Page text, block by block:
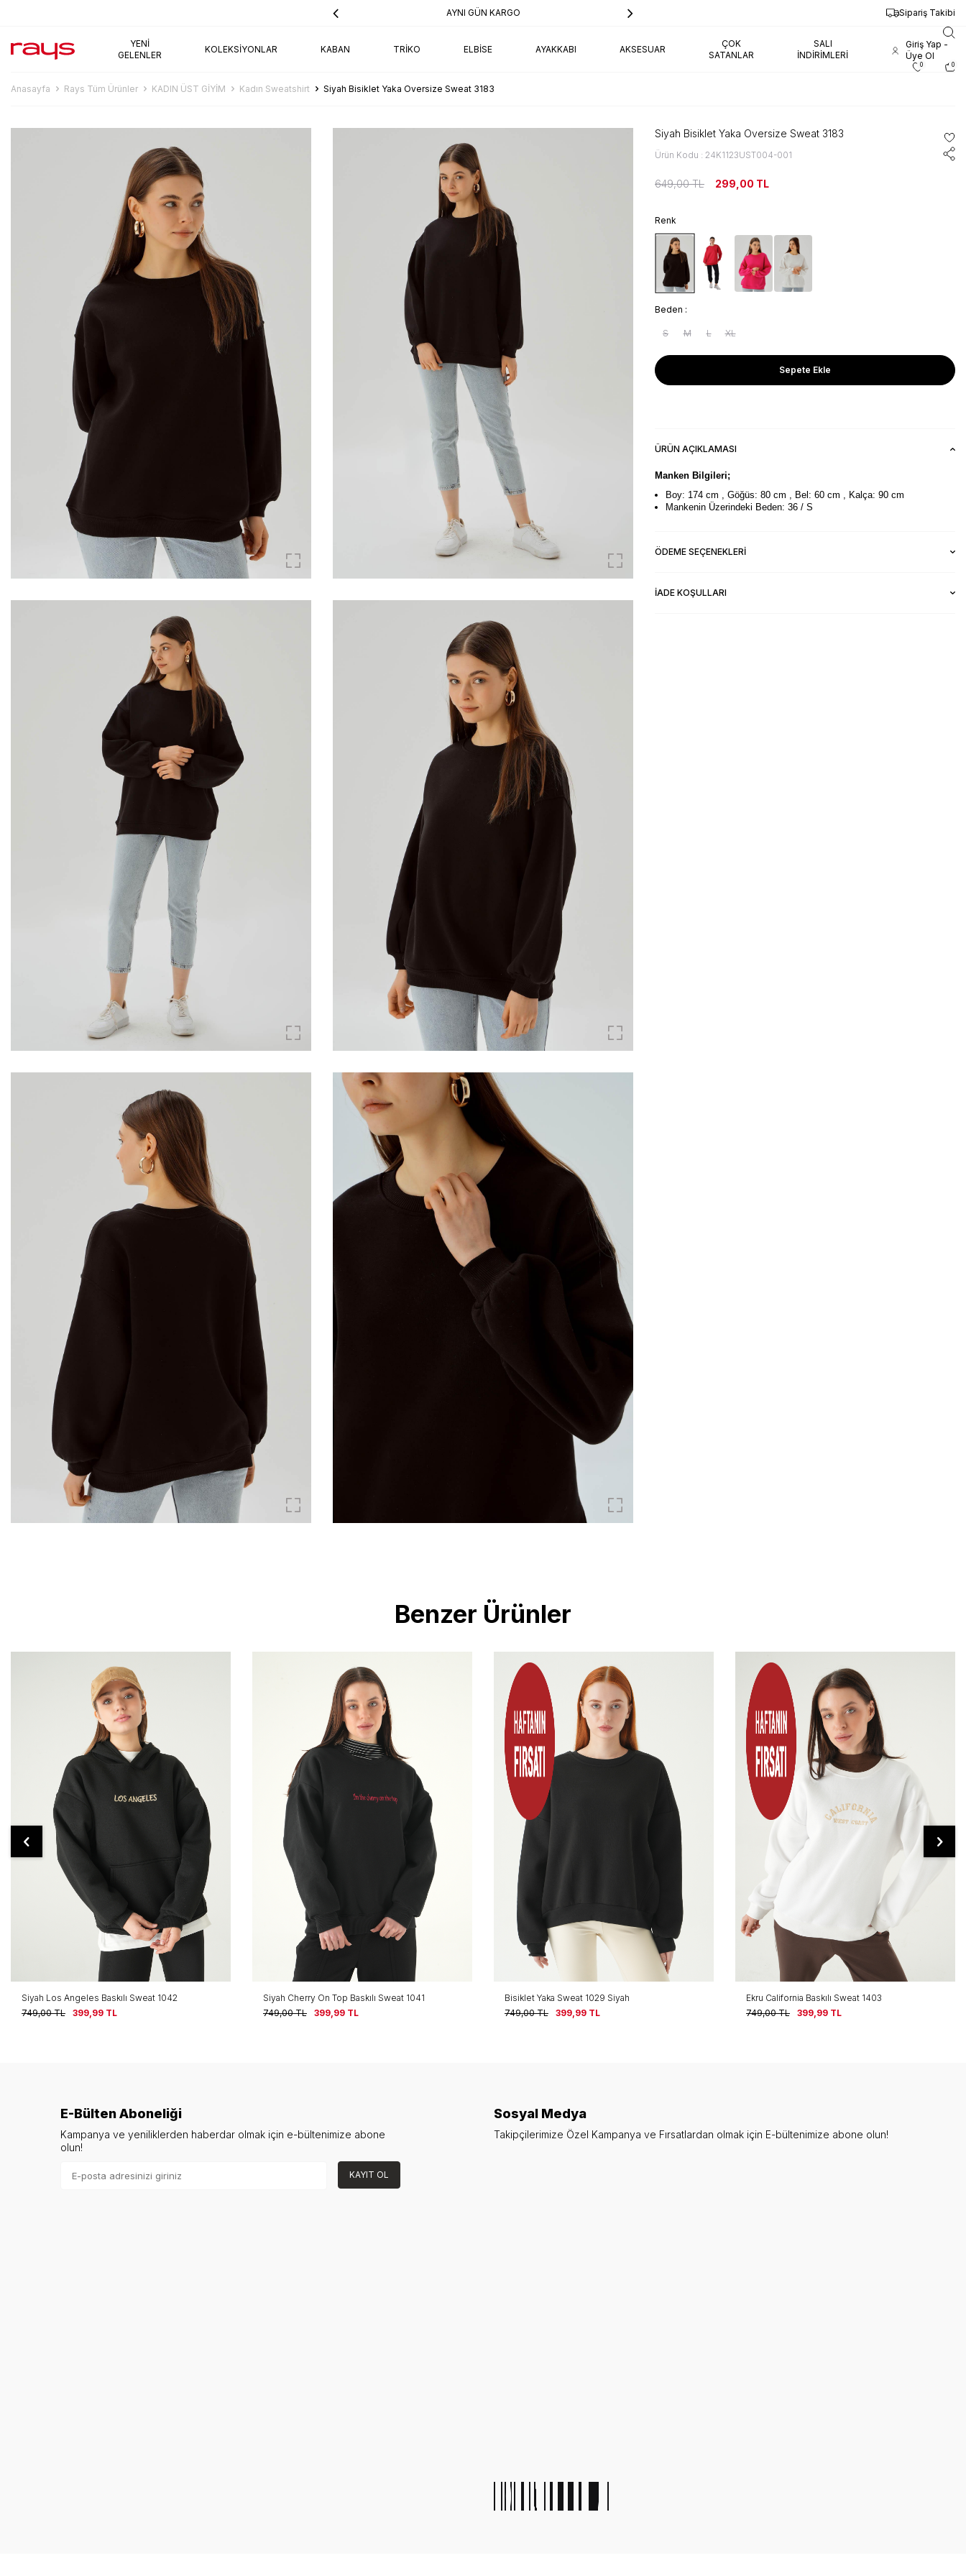
AYNI GÜN KARGO Sipariş Takibi
YENI
GELENLER
KOLEKSIYONLAR KABAN TRIKO ELBISE AYAKKABI AKSESUAR
ÇOK
SATANLAR
SALI
İNDIRIMLERI
Giriş Yap -
Üye Ol
0 0
Anasayfa Rays Tüm Ürünler KADIN ÜST GİYİM Kadın Sweatshirt Siyah Bisiklet Yaka Oversize Sweat 3183
Siyah Bisiklet Yaka Oversize Sweat 3183
Ürün Kodu : 24K1123UST004-001
649,00TL 299,00 TL
Renk
Beden :
S M L XL
Sepete Ekle
ÜRÜN AÇIKLAMASI
Manken Bilgileri;
Boy: 174 cm , Göğüs: 80 cm , Bel: 60 cm , Kalça: 90 cm
Mankenin Üzerindeki Beden: 36 / S
ÖDEME SEÇENEKLERI
İADE KOŞULLARI
Benzer Ürünler
Siyah Los Angeles Baskılı Sweat 1042
749,00TL 399,99 TL
Siyah Cherry On Top Baskılı Sweat 1041
749,00TL 399,99 TL
Bisiklet Yaka Sweat 1029 Siyah
749,00TL 399,99 TL
Ekru California Baskılı Sweat 1403
749,00TL 399,99 TL
E-Bülten Aboneliği
Kampanya ve yeniliklerden haberdar olmak için e-bültenimize abone
olun!
KAYIT OL
Sosyal Medya
Takipçilerimize Özel Kampanya ve Fırsatlardan olmak için E-bültenimize abone olun!